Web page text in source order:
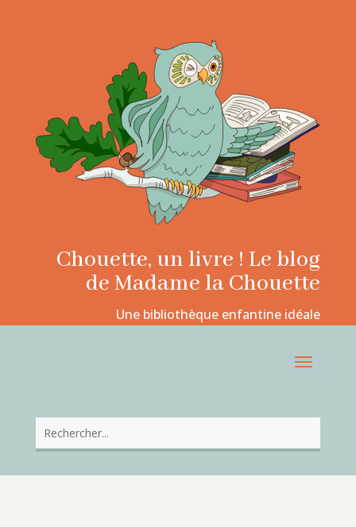
Chouette, un livre ! Le blog
de Madame la Chouette
Une bibliothèque enfantine idéale